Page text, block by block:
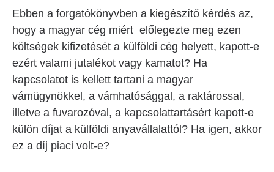
Ebben a forgatókönyvben a kiegészítő kérdés az,
hogy a magyar cég miért előlegezte meg ezen
költségek kifizetését a külföldi cég helyett, kapott-e
ezért valami jutalékot vagy kamatot? Ha
kapcsolatot is kellett tartani a magyar
vámügynökkel, a vámhatósággal, a raktárossal,
illetve a fuvarozóval, a kapcsolattartásért kapott-e
külön díjat a külföldi anyavállalattól? Ha igen, akkor
ez a díj piaci volt-e?